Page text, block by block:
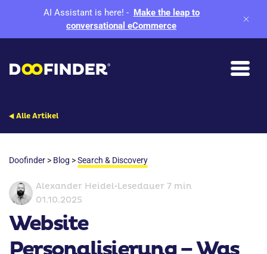
AI Assistant is here! - Make the leap to
conversational eCommerce
Alle Artikel
Doofinder > Blog >Search & Discovery
Alexander Heidel•Lesedauer 7 min
01.10.2025
Website